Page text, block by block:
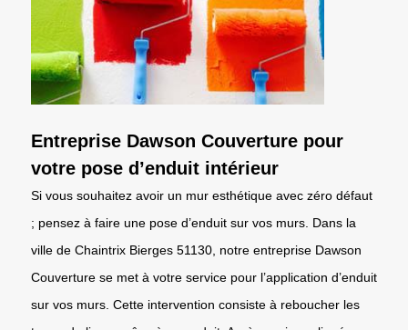
Entreprise Dawson Couverture pour
votre pose d’enduit intérieur
Si vous souhaitez avoir un mur esthétique avec zéro défaut
; pensez à faire une pose d’enduit sur vos murs. Dans la
ville de Chaintrix Bierges 51130, notre entreprise Dawson
Couverture se met à votre service pour l’application d’enduit
sur vos murs. Cette intervention consiste à reboucher les